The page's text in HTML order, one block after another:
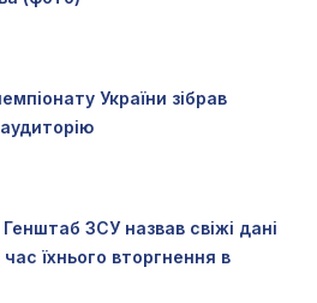
України зібрав
ЗСУ назвав свіжі дані
їхнього вторгнення в